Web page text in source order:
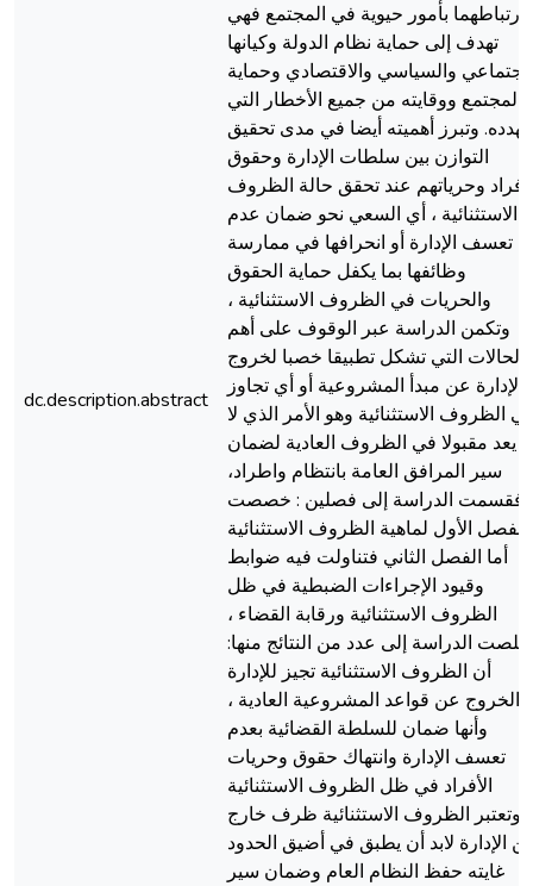
dc.description.abstract
ارتباطهما بأمور حیویة في المجتمع فهي
تهدف إلى حمایة نظام الدولة وكیانها
والسیاسي والاقتصادي وحمایة
المجتمع ووقایته من جمیع الأخطار التي
تهدده. وتبرز أهمیته أیضا في مدى تحقیق
التوازن بین سلطات الإدارة وحقوق
وحریاتهم عند تحقق حالة الظروف
الاستثنائیة ، أي السعي نحو ضمان عدم
تعسف الإدارة أو انحرافها في ممارسة
وظائفها بما یكفل حمایة الحقوق
والحریات في الظروف الاستثنائیة ،
وتكمن الدراسة عبر الوقوف على أهم
الحالات التي تشكل تطبیقا خصبا لخروج
الإدارة عن مبدأ المشروعیة أو أي تجاوز
الظروف الاستثنائیة وهو الأمر الذي لا
یعد مقبولا في الظروف العادیة لضمان
سیر المرافق العامة بانتظام واطراد،
فقسمت الدراسة إلى فصلین : خصصت
الفصل الأول لماهیة الظروف الاستثنائیة
أما الفصل الثاني فتناولت فیه ضوابط
وقیود الإجراءات الضبطیة في ظل
الظروف الاستثنائیة ورقابة القضاء ،
الدراسة إلى عدد من النتائج منها:
أن الظروف الاستثنائیة تجیز للإدارة
الخروج عن قواعد المشروعیة العادیة ،
وأنها ضمان للسلطة القضائیة بعدم
تعسف الإدارة وانتهاك حقوق وحریات
الأفراد في ظل الظروف الاستثنائیة
،وتعتبر الظروف الاستثنائیة ظرف خارج
الإدارة لابد أن یطبق في أضیق الحدود
غایته حفظ النظام العام وضمان سیر